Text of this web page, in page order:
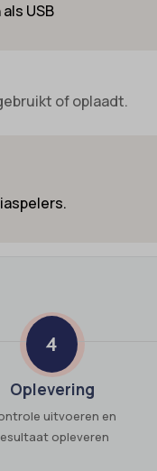
USB
of oplaadt.
4
Oplevering
uitvoeren en
opleveren